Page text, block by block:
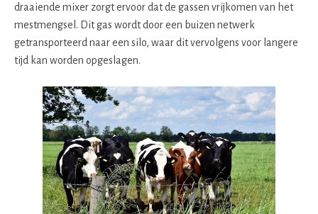
draaiende mixer zorgt ervoor dat de gassen vrijkomen van het
mestmengsel. Dit gas wordt door een buizen netwerk
getransporteerd naar een silo, waar dit vervolgens voor langere
tijd kan worden opgeslagen.